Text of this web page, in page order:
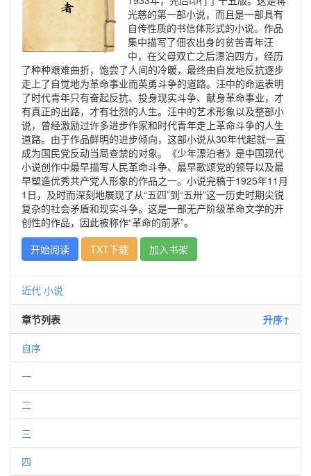
光慈的第一部小说，而且是一部具有
自传性质的书信体形式的小说。作品
集中描写了佃农出身的贫苦青年汪
中，在父母双亡之后漂泊四方，经历
了种种艰难曲折，饱尝了人间的冷暖，最终由自发地反抗逐步
走上了自觉地为革命事业而英勇斗争的道路。汪中的命运表明
了时代青年只有奋起反抗、投身现实斗争、献身革命事业，才
有真正的出路，才有壮烈的人生。汪中的艺术形象以及整部小
说，曾经激励过许多进步作家和时代青年走上革命斗争的人生
道路。由于作品鲜明的进步倾向，这部小说从30年代起就一直
成为国民党反动当局查禁的对象。《少年漂泊者》是中国现代
小说创作中最早描写人民革命斗争、最早歌颂党的领导以及最
早塑造优秀共产党人形象的作品之一。小说完稿于1925年11月
1日，及时而深刻地展现了从“五四”到“五卅”这一历史时期尖锐
复杂的社会矛盾和现实斗争。这是一部无产阶级革命文学的开
创性的作品，因此被称作“革命的前茅”。
开始阅读
TXT下载 加入书架
近代 小说
章节列表 升序↑
自序
一
二
三
四